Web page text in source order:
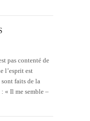
pas contenté de
l’esprit est
faits de la
« Il me semble –